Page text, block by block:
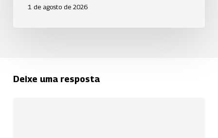
1 de agosto de 2026
Deixe uma resposta